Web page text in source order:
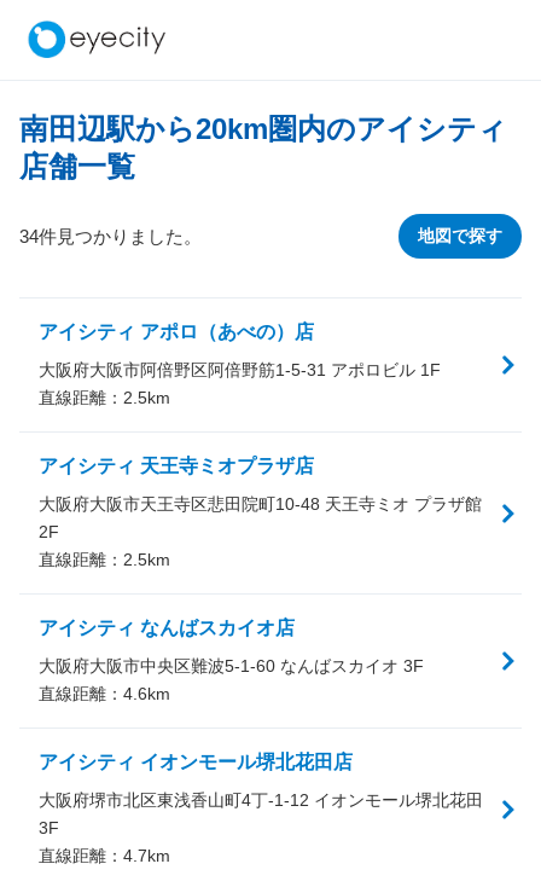
南田辺駅から20km圏内のアイシティ
店舗一覧
地図で探す
34件見つかりました。
アイシティ アポロ（あべの）店
大阪府大阪市阿倍野区阿倍野筋1-5-31 アポロビル 1F
直線距離： 2.5km
アイシティ 天王寺ミオプラザ店
大阪府大阪市天王寺区悲田院町10-48 天王寺ミオ プラザ館
2F
直線距離： 2.5km
アイシティ なんばスカイオ店
大阪府大阪市中央区難波5-1-60 なんばスカイオ 3F
直線距離： 4.6km
アイシティ イオンモール堺北花田店
大阪府堺市北区東浅香山町4丁-1-12 イオンモール堺北花田
3F
直線距離： 4.7km